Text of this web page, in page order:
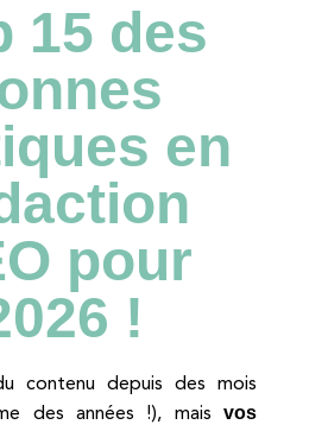
15 des
en
pour
!
contenu depuis des mois
des années !), mais vos